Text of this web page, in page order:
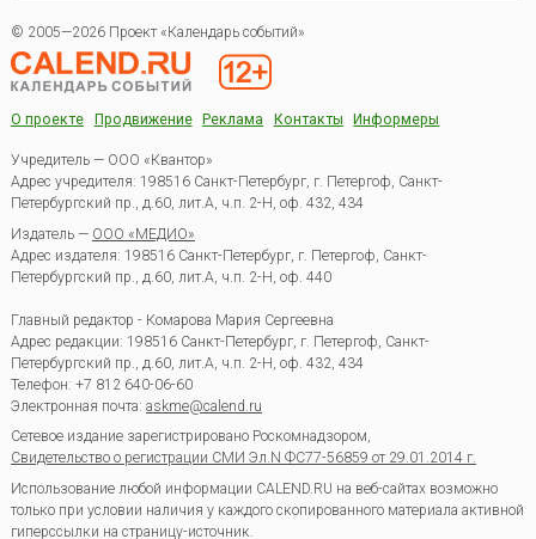
© 2005—2026 Проект «Календарь событий»
О проекте Продвижение Реклама Контакты Информеры
Учредитель — ООО «Квантор»
Адрес учредителя: 198516 Санкт-Петербург, г. Петергоф, Санкт-
Петербургский пр., д.60, лит.А, ч.п. 2-Н, оф. 432, 434
Издатель — ООО «МЕДИО»
Адрес издателя: 198516 Санкт-Петербург, г. Петергоф, Санкт-
Петербургский пр., д.60, лит.А, ч.п. 2-Н, оф. 440
Главный редактор - Комарова Мария Сергеевна
Адрес редакции: 198516 Санкт-Петербург, г. Петергоф Санкт-
Петербургский пр., д.60, лит.А, ч.п. 2-Н, оф. 432, 434
Телефон: +7 812 640-06-60
Электронная почта: askme@calend.ru
Сетевое издание зарегистрировано Роскомнадзором,
Свидетельство о регистрации СМИ Эл.N ФС77-56859 от 29.01.2014 г.
Использование любой информации CALEND.RU на веб-сайтах возможно
только при условии наличия у каждого скопированного материала активной
гиперссылки на страницу-источник.